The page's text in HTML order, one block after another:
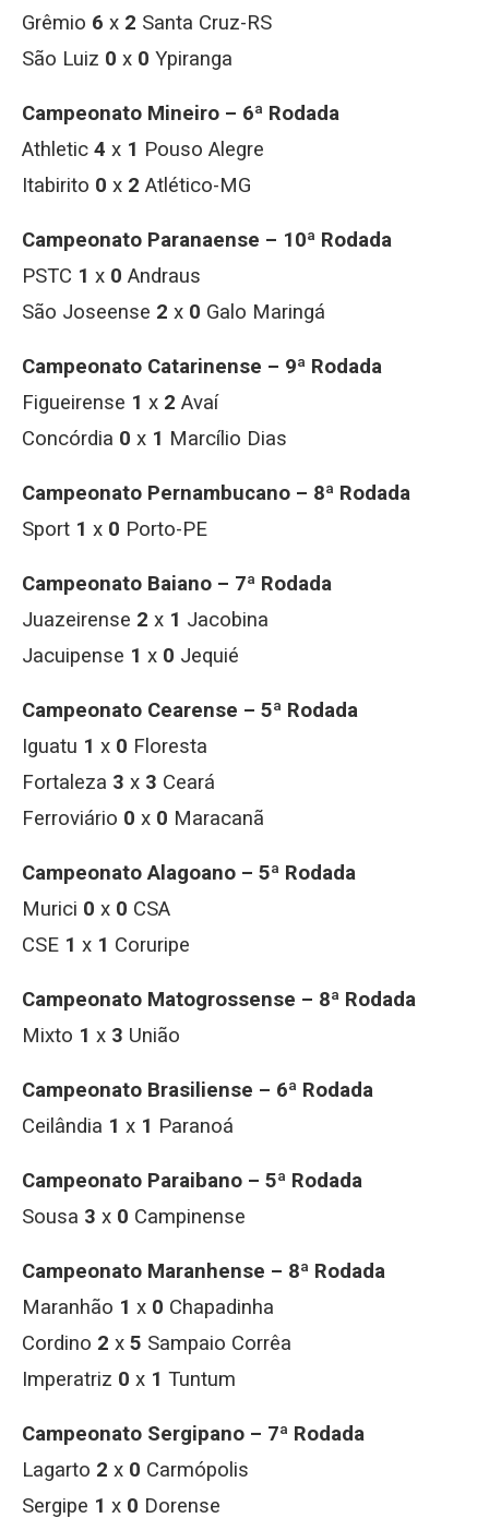
Grêmio 6 x 2 Santa Cruz-RS
São Luiz 0 x 0 Ypiranga
Campeonato Mineiro – 6ª Rodada
Athletic 4 x 1 Pouso Alegre
Itabirito 0 x 2 Atlético-MG
Campeonato Paranaense – 10ª Rodada
PSTC 1 x 0 Andraus
São Joseense 2 x 0 Galo Maringá
Campeonato Catarinense – 9ª Rodada
Figueirense 1 x 2 Avaí
Concórdia 0 x 1 Marcílio Dias
Campeonato Pernambucano – 8ª Rodada
Sport 1 x 0 Porto-PE
Campeonato Baiano – 7ª Rodada
Juazeirense 2 x 1 Jacobina
Jacuipense 1 x 0 Jequié
Campeonato Cearense – 5ª Rodada
Iguatu 1 x 0 Floresta
Fortaleza 3 x 3 Ceará
Ferroviário 0 x 0 Maracanã
Campeonato Alagoano – 5ª Rodada
Murici 0 x 0 CSA
CSE 1 x 1 Coruripe
Campeonato Matogrossense – 8ª Rodada
Mixto 1 x 3 União
Campeonato Brasiliense – 6ª Rodada
Ceilândia 1 x 1 Paranoá
Campeonato Paraibano – 5ª Rodada
Sousa 3 x 0 Campinense
Campeonato Maranhense – 8ª Rodada
Maranhão 1 x 0 Chapadinha
Cordino 2 x 5 Sampaio Corrêa
Imperatriz 0 x 1 Tuntum
Campeonato Sergipano – 7ª Rodada
Lagarto 2 x 0 Carmópolis
Sergipe 1 x 0 Dorense